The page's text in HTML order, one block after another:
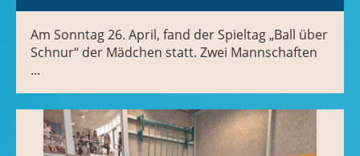
Am Sonntag 26. April, fand der Spieltag „Ball über
Schnur“ der Mädchen statt. Zwei Mannschaften
...